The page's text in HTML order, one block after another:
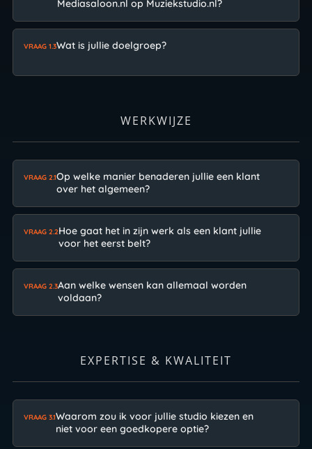
Mediasaloon.nl op Muziekstudio.nl?
VRAAG 1.3Wat is jullie doelgroep?
WERKWIJZE
VRAAG 2.1Op welke manier benaderen jullie een klant
over het algemeen?
VRAAG 2.2Hoe gaat het in zijn werk als een klant jullie
voor het eerst belt?
VRAAG 2.3Aan welke wensen kan allemaal worden
voldaan?
EXPERTISE & KWALITEIT
VRAAG 3.1Waarom zou ik voor jullie studio kiezen en
niet voor een goedkopere optie?